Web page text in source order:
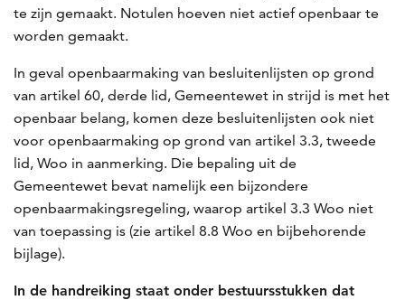
te zijn gemaakt. Notulen hoeven niet actief openbaar te
worden gemaakt.
In geval openbaarmaking van besluitenlijsten op grond
van artikel 60, derde lid, Gemeentewet in strijd is met het
openbaar belang, komen deze besluitenlijsten ook niet
voor openbaarmaking op grond van artikel 3.3, tweede
lid, Woo in aanmerking. Die bepaling uit de
Gemeentewet bevat namelijk een bijzondere
openbaarmakingsregeling, waarop artikel 3.3 Woo niet
van toepassing is (zie artikel 8.8 Woo en bijbehorende
bijlage).
In de handreiking staat onder bestuursstukken dat